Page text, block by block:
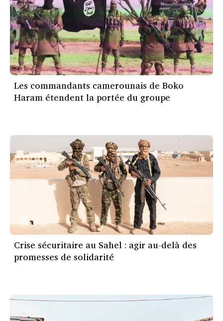
Les commandants camerounais de Boko
Haram étendent la portée du groupe
Crise sécuritaire au Sahel : agir au-delà des
promesses de solidarité